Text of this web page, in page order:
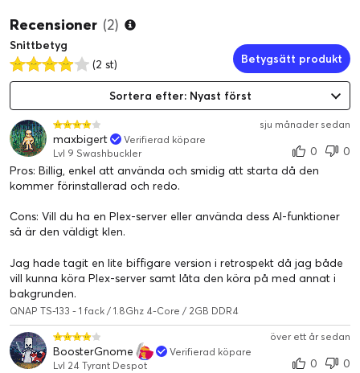
Säker fjärråtkomst
myQNAPcloud låter dig enkelt komma åt, hantera och dela
NAS-filer via Internet.
Skydd för ögonblicksbilder mot Ransomware
Skydda dina filer och data från oavsiktlig radering och skadlig
programvara genom att använda avancerat
ögonblicksbildsskydd.
Omfattande säkerhetshantering
Fungerar som ett säkert privat moln och stöder
användarkontoskydd, IP-blockering, 2-stegsverifiering,
krypteringsåtkomst och mer.
Recensioner (2)
Snittbetyg
(2 st)
Betygsätt produkt
Sortera efter: Nyast först
sju månader sedan
maxbigert
Verifierad köpare
Lvl 9 Swashbuckler
0
0
Pros: Billig, enkel att använda och smidig att starta då den
kommer förinstallerad och redo.
Cons: Vill du ha en Plex-server eller använda dess AI-funktioner
så är den väldigt klen.
Jag hade tagit en lite biffigare version i retrospekt då jag både
vill kunna köra Plex-server samt låta den köra på med annat i
bakgrunden.
QNAP TS-133 - 1 fack / 1.8Ghz 4-Core / 2GB DDR4
över ett år sedan
BoosterGnome
Verifierad köpare
Lvl 24 Tyrant Despot
0 0